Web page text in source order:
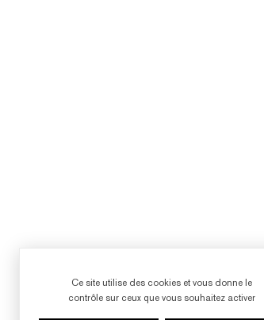
Ce site utilise des cookies et vous donne le
contrôle sur ceux que vous souhaitez activer